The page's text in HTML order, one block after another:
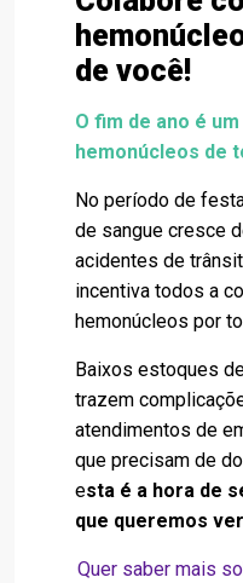
de você!
O fim de ano é
hemonúcleos de
No período de
de sangue cresce
acidentes de
incentiva todos a
hemonúcleos por
Baixos estoques
trazem
atendimentos de
que precisam de
esta é a hora de
que queremos
Quer saber mais